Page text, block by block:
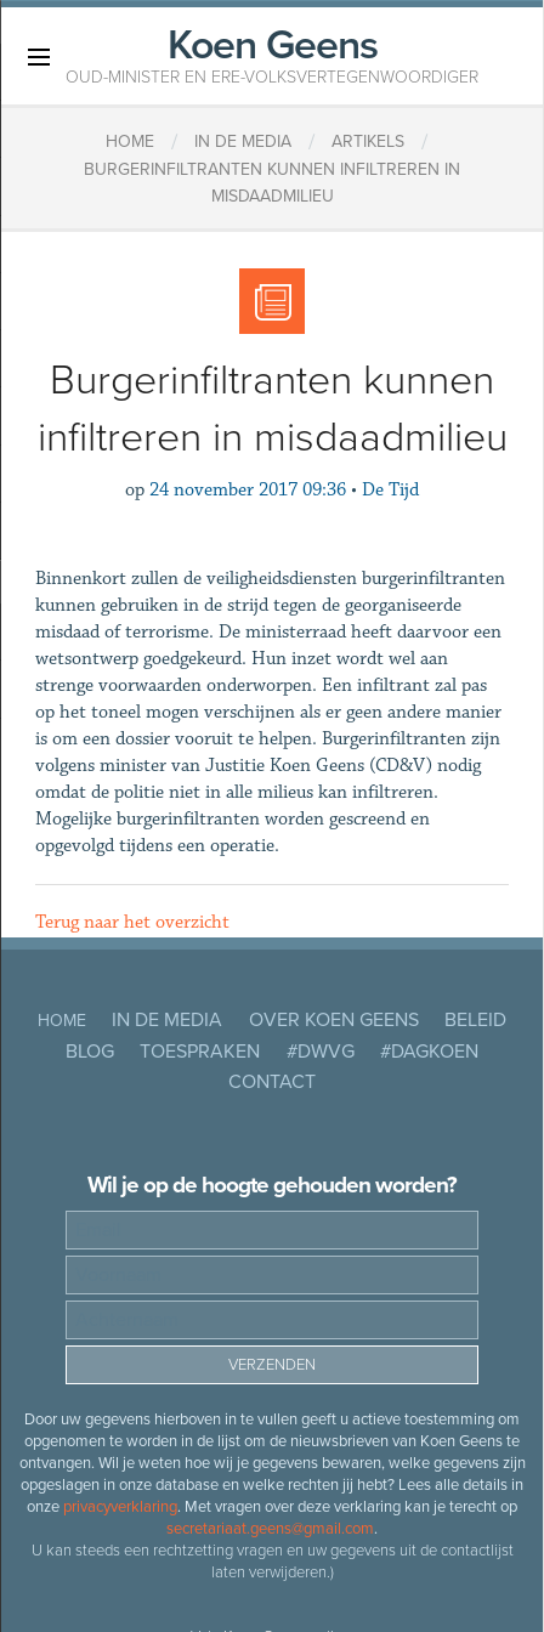
Koen Geens
OUD-MINISTER EN ERE-VOLKSVERTEGENWOORDIGER
HOME / IN DE MEDIA / ARTIKELS /
BURGERINFILTRANTEN KUNNEN INFILTREREN IN
MISDAADMILIEU
Burgerinfiltranten kunnen
infiltreren in misdaadmilieu
op 24 november 2017 09:36 • De Tijd
Binnenkort zullen de veiligheidsdiensten burgerinfiltranten
kunnen gebruiken in de strijd tegen de georganiseerde
misdaad of terrorisme. De ministerraad heeft daarvoor een
wetsontwerp goedgekeurd. Hun inzet wordt wel aan
strenge voorwaarden onderworpen. Een infiltrant zal pas
op het toneel mogen verschijnen als er geen andere manier
is om een dossier vooruit te helpen. Burgerinfiltranten zijn
volgens minister van Justitie Koen Geens (CD&V) nodig
omdat de politie niet in alle milieus kan infiltreren.
Mogelijke burgerinfiltranten worden gescreend en
opgevolgd tijdens een operatie.
Terug naar het overzicht
HOME IN DE MEDIA OVER KOEN GEENS
BELEID
BLOG
TOESPRAKEN #DWVG
#DAGKOEN
CONTACT
Wil je op de hoogte gehouden worden?
Door uw gegevens hierboven in te vullen geeft u actieve toestemming om
opgenomen te worden in de lijst om de nieuwsbrieven van Koen Geens te
ontvangen. Wil je weten hoe wij je gegevens bewaren, welke gegevens zijn
opgeslagen in onze database en welke rechten jij hebt? Lees alle details in
onze privacyverklaring. Met vragen over deze verklaring kan je terecht op
secretariaat.geens@gmail.com.
U kan steeds een rechtzetting vragen en uw gegevens uit de contactlijst
laten verwijderen.)